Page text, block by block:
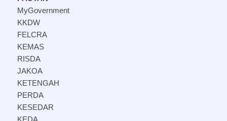
MyGovernment
KKDW
FELCRA
KEMAS
RISDA
JAKOA
KETENGAH
PERDA
KESEDAR
KEDA